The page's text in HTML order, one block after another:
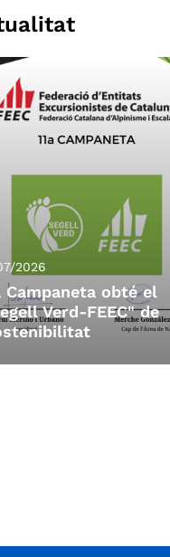
2026
Campaneta obté el
Verd-FEEC" de